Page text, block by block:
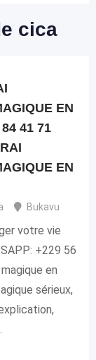
cica
EN
41 71
EN
Bukavu
votre vie
+229 56
en
sérieux,